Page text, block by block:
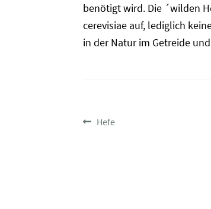
benötigt wird. Die ´wilden
cerevisiae auf, lediglich
in der Natur im Getreide
Vorheriger
Hefe